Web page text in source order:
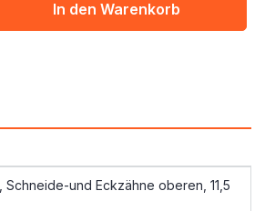
In den Warenkorb
Schneide-und Eckzähne oberen, 11,5